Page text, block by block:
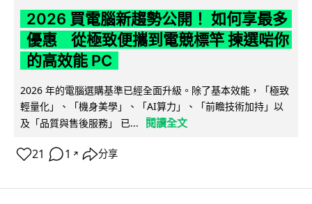
2026 買電腦新趨勢公開！ 如何享最多
優惠 從極致便攜到電競標竿 揀選啱你
的高效能 PC
2026 年的電腦選購基準已經全面升級。除了基本效能，「極致
輕量化」、「機身美學」、「AI算力」、「前瞻技術加持」以
及「品質與售後服務」 已...
閱讀全文
21 1 ↗ 分享